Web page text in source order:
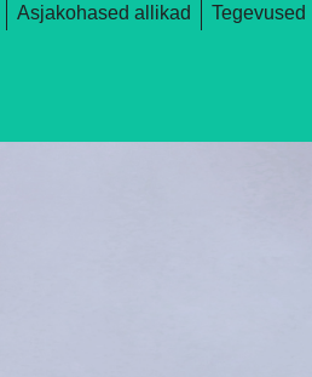
Asjakohased allikad Tegevused